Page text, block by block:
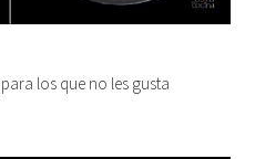
los que no les gusta